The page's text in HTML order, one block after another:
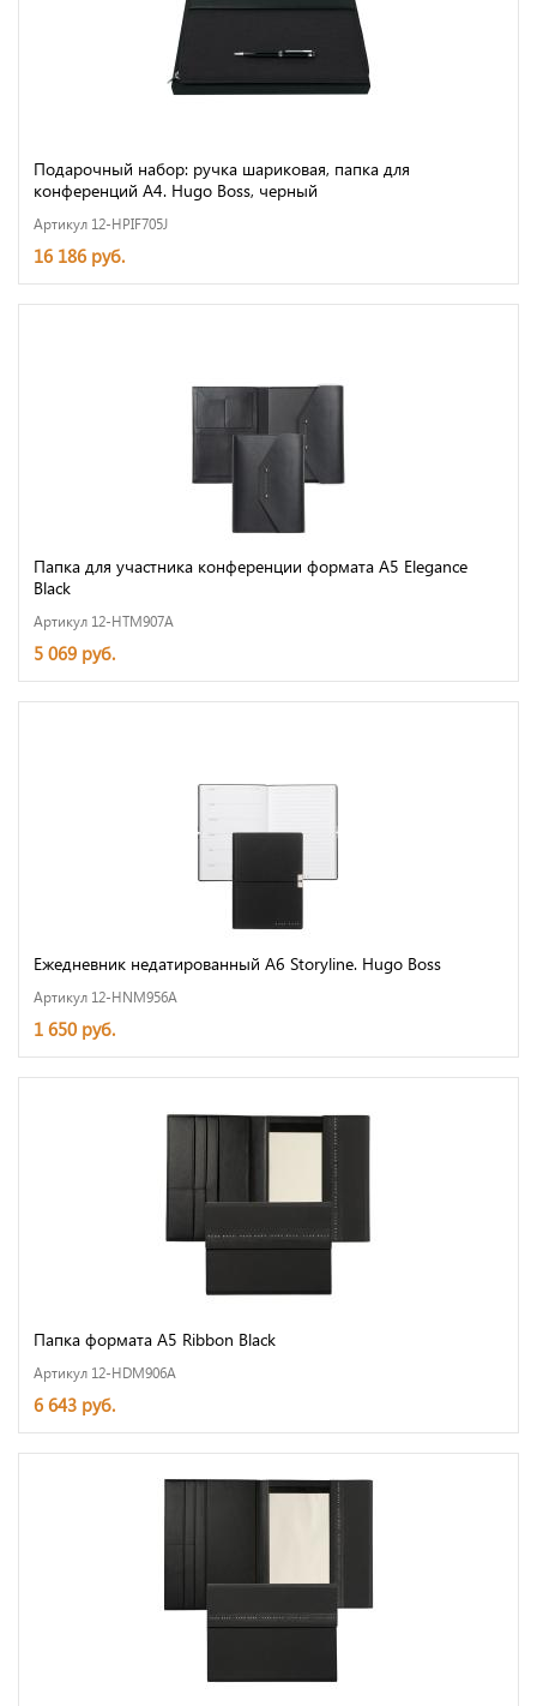
Подарочный набор: ручка шариковая, папка для
конференций А4. Hugo Boss, черный
Артикул 12-HPIF705J
16 186 руб.
Папка для участника конференции формата А5 Elegance
Black
Артикул 12-HTM907A
5 069 руб.
Ежедневник недатированный A6 Storyline. Hugo Boss
Артикул 12-HNM956A
1 650 руб.
Папка формата А5 Ribbon Black
Артикул 12-HDM906A
6 643 руб.